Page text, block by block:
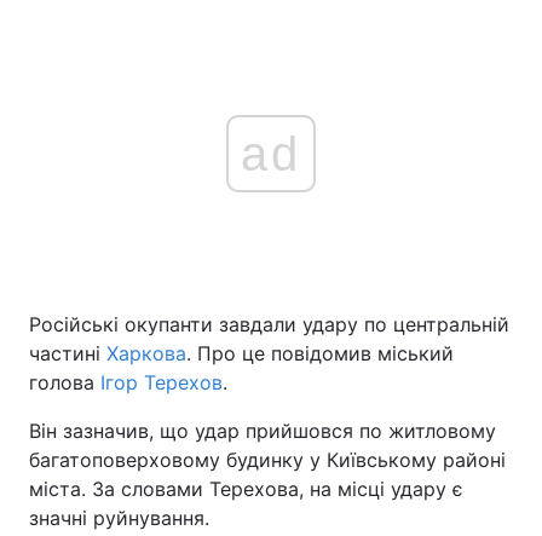
ad
Російські окупанти завдали удару по центральній
частині Харкова. Про це повідомив міський
голова Ігор Терехов.
Він зазначив, що удар прийшовся по житловому
багатоповерховому будинку у Київському районі
міста. За словами Терехова, на місці удару є
значні руйнування.